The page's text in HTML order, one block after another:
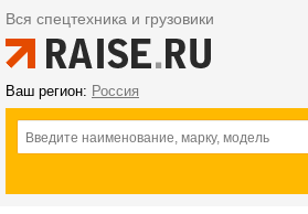
Вся спецтехника и грузовики
Ваш регион: Россия